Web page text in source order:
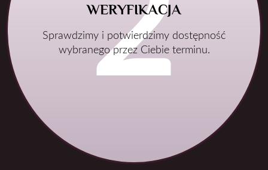
WERYFIKACJA
Sprawdzimy i potwierdzimy dostępność
wybranego przez Ciebie terminu.